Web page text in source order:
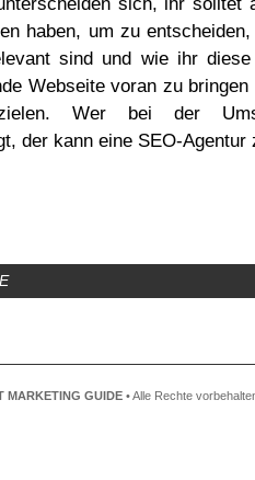
haben, um zu
sind und wie ihr
Webseite voran zu bringen
Wer bei der
der kann eine SEO-Agentur
MARKETING GUIDE• Alle Rechte